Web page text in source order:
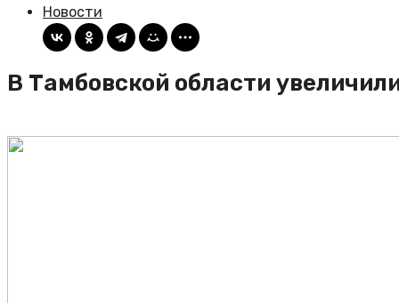
Новости
В Тамбовской области